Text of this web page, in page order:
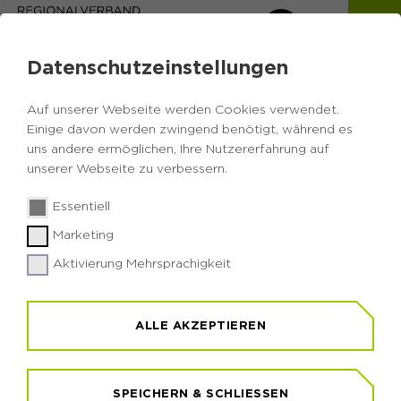
Datenschutzeinstellungen
Auf unserer Webseite werden Cookies verwendet.
Einige davon werden zwingend benötigt, während es
uns andere ermöglichen, Ihre Nutzererfahrung auf
unserer Webseite zu verbessern.
Essentiell
Marketing
Aktivierung Mehrsprachigkeit
ALLE AKZEPTIEREN
SPEICHERN & SCHLIESSEN
Zurück zur Übersicht
Sanftes Hatha Yoga am
Förderturm
Für Anfänger und Wiedereinsteiger
"Die Magie der Gegensätze"– ein geschmeidiger
Anfänger und Wiedereinsteiger unter der Leitung